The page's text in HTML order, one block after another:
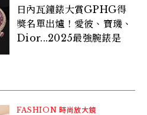
日內瓦鐘錶大賞GPHG得
獎名單出爐！愛彼、寶璣、
Dior...2025最強腕錶是
FASHION 時尚放大鏡